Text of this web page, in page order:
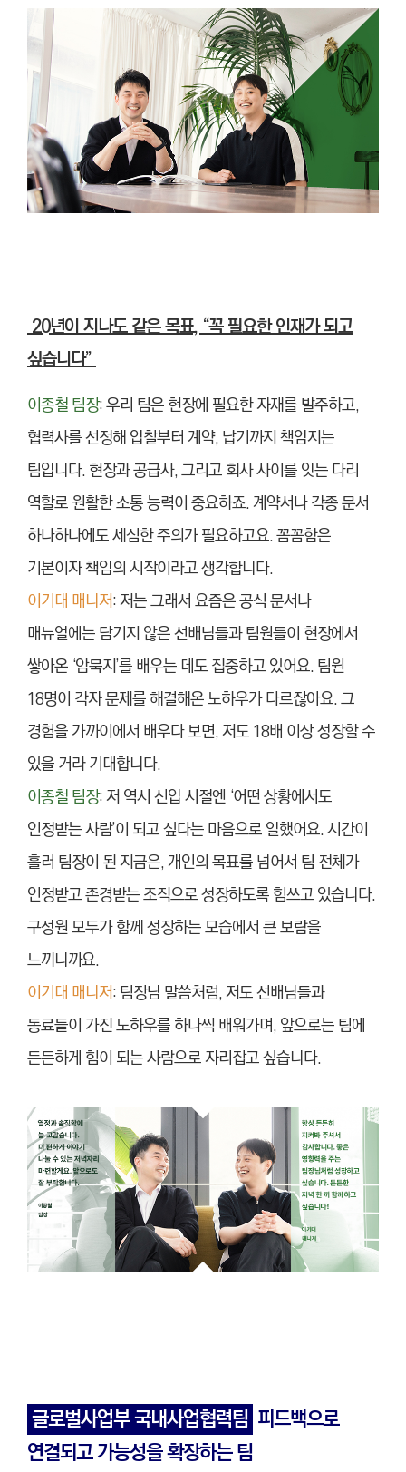
20년이 지나도 같은 목표, “꼭 필요한 인재가 되고
싶습니다”
이종철 팀장: 우리 팀은 현장에 필요한 자재를 발주하고,
협력사를 선정해 입찰부터 계약, 납기까지 책임지는
팀입니다. 현장과 공급사, 그리고 회사 사이를 잇는 다리
역할로 원활한 소통 능력이 중요하죠. 계약서나 각종 문서
하나하나에도 세심한 주의가 필요하고요. 꼼꼼함은
기본이자 책임의 시작이라고 생각합니다.
이기대 매니저: 저는 그래서 요즘은 공식 문서나
매뉴얼에는 담기지 않은 선배님들과 팀원들이 현장에서
쌓아온 ‘암묵지’를 배우는 데도 집중하고 있어요. 팀원
18명이 각자 문제를 해결해온 노하우가 다르잖아요. 그
경험을 가까이에서 배우다 보면, 저도 18배 이상 성장할 수
있을 거라 기대합니다.
이종철 팀장: 저 역시 신입 시절엔 ‘어떤 상황에서도
인정받는 사람’이 되고 싶다는 마음으로 일했어요. 시간이
흘러 팀장이 된 지금은, 개인의 목표를 넘어서 팀 전체가
인정받고 존경받는 조직으로 성장하도록 힘쓰고 있습니다.
구성원 모두가 함께 성장하는 모습에서 큰 보람을
느끼니까요.
이기대 매니저: 팀장님 말씀처럼, 저도 선배님들과
동료들이 가진 노하우를 하나씩 배워가며, 앞으로는 팀에
든든하게 힘이 되는 사람으로 자리잡고 싶습니다.
글로벌사업부 국내사업협력팀 피드백으로
연결되고 가능성을 확장하는 팀